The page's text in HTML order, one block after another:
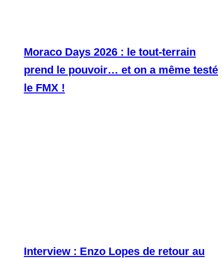
Moraco Days 2026 : le tout-terrain
prend le pouvoir… et on a même testé
le FMX !
Interview : Enzo Lopes de retour au